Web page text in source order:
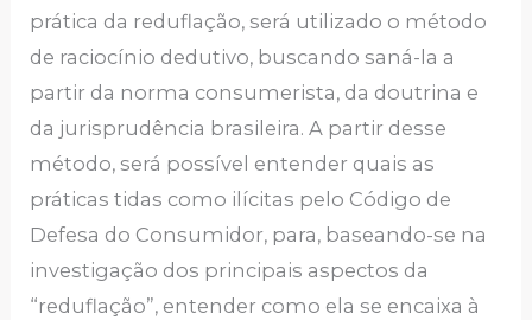
prática da reduflação, será utilizado o método
de raciocínio dedutivo, buscando saná-la a
partir da norma consumerista, da doutrina e
da jurisprudência brasileira. A partir desse
método, será possível entender quais as
práticas tidas como ilícitas pelo Código de
Defesa do Consumidor, para, baseando-se na
investigação dos principais aspectos da
“reduflação”, entender como ela se encaixa à